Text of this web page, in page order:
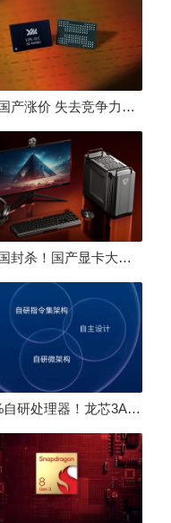
倒逼国产涨价 失去竞争力！三星要减产50%：SSD必须涨价
被美国封杀！国产显卡大厂：中国GPU不存在至暗时刻
100%自研处理器！龙芯3A6000评测：与10代酷睿互有胜负